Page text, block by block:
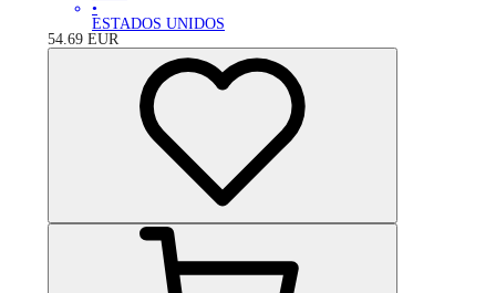
•
ESTADOS UNIDOS
54.69 EUR